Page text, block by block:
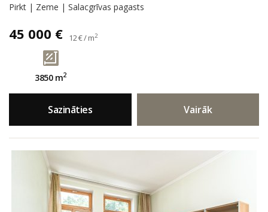
Pirkt | Zeme | Salacgrīvas pagasts
45 000 € 12 € / m2
3850 m2
Sazināties Vairāk